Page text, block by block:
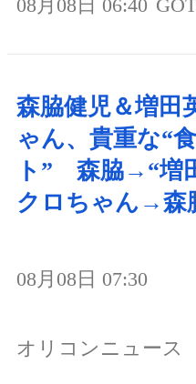
08月08日 06:40
森脇健児＆増田
ゃん、貴重な“
ト” 森脇→“増
クロちゃん→森
08月08日 07:30
オリコンニュース